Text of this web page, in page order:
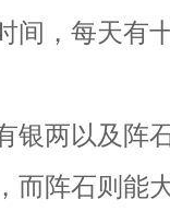
间，每天有
两以及阵
而阵石则能